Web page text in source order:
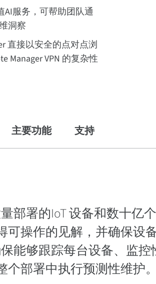
服务，可帮助团队通
洞察
直接以安全的点对点浏
Manager VPN 的复杂性
主要功能 支持
部署的IoT 设备和数十亿
操作的见解，并确保设
能够跟踪每台设备、监
部署中执行预测性维护。